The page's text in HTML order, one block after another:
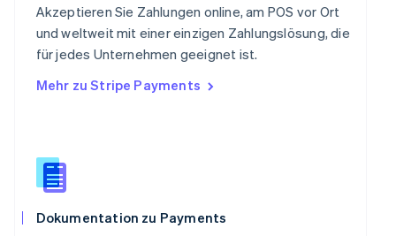
Akzeptieren Sie Zahlungen online, am POS vor Ort
und weltweit mit einer einzigen Zahlungslösung, die
für jedes Unternehmen geeignet ist.
Mehr zu Stripe Payments
Dokumentation zu Payments
Singapur
English 简体中文
Slowakei
English
Slowenien
English
Spanien
Español
Thailand